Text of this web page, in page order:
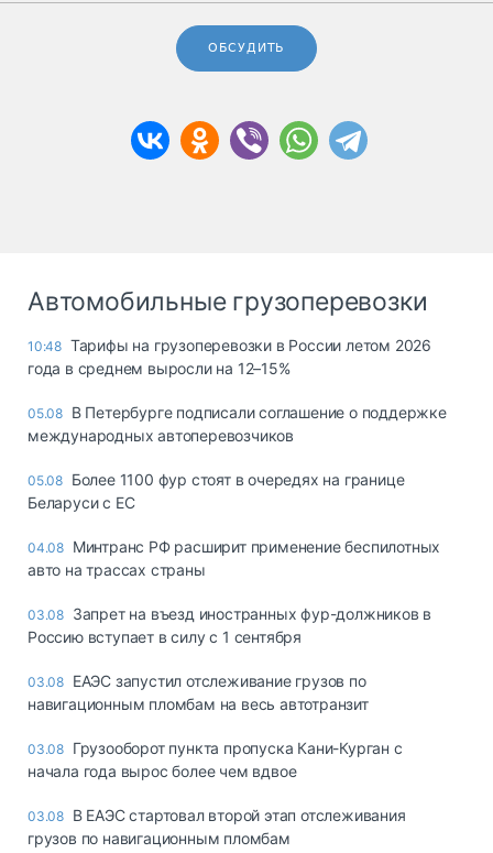
ОБСУДИТЬ
Автомобильные грузоперевозки
10:48 Тарифы на грузоперевозки в России летом 2026
года в среднем выросли на 12–15%
05.08 В Петербурге подписали соглашение о поддержке
международных автоперевозчиков
05.08 Более 1100 фур стоят в очередях на границе
Беларуси с ЕС
04.08 Минтранс РФ расширит применение беспилотных
авто на трассах страны
03.08 Запрет на въезд иностранных фур-должников в
Россию вступает в силу с 1 сентября
03.08 ЕАЭС запустил отслеживание грузов по
навигационным пломбам на весь автотранзит
03.08 Грузооборот пункта пропуска Кани-Курган с
начала года вырос более чем вдвое
03.08 В ЕАЭС стартовал второй этап отслеживания
грузов по навигационным пломбам